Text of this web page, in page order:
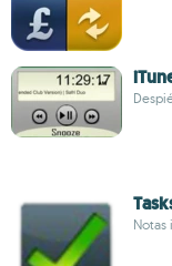
Notas